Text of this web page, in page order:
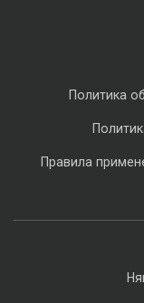
Политика
Правила